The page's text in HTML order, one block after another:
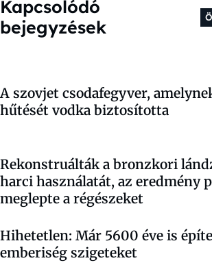
Kapcsolódó
bejegyzések
A szovjet csodafegyver,
hűtését vodka biztosította
Rekonstruálták a bronzkori
harci használatát, az eredmény
meglepte a régészeket
Hihetetlen: Már 5600 éve is
emberiség szigeteket